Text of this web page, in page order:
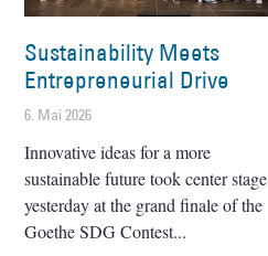
Sustainability Meets
Entrepreneurial Drive
6. Mai 2026
Innovative ideas for a more
sustainable future took center stage
yesterday at the grand finale of the
Goethe SDG Contest